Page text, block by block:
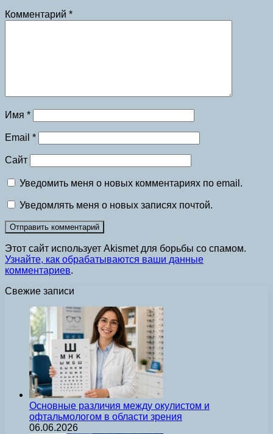
Комментарий *
Имя *
Email *
Сайт
Уведомить меня о новых комментариях по email.
Уведомлять меня о новых записях почтой.
Этот сайт использует Akismet для борьбы со спамом.
Узнайте, как обрабатываются ваши данные
комментариев.
Свежие записи
Основные различия между окулистом и
офтальмологом в области зрения
06.06.2026